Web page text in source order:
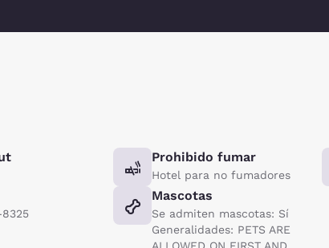
Prohibido fumar
Hotel para no fumadores
Mascotas
Se admiten mascotas: Sí
Generalidades: PETS ARE
ALLOWED ON FIRST AND